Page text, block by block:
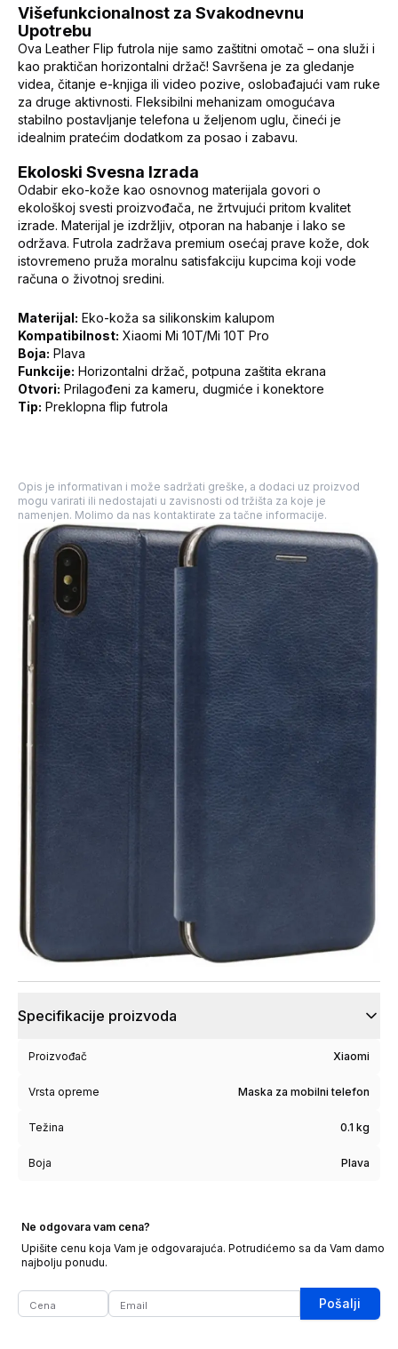
Višefunkcionalnost za Svakodnevnu
Upotrebu
Ova Leather Flip futrola nije samo zaštitni omotač – ona služi i
kao praktičan horizontalni držač! Savršena je za gledanje
videa, čitanje e-knjiga ili video pozive, oslobađajući vam ruke
za druge aktivnosti. Fleksibilni mehanizam omogućava
stabilno postavljanje telefona u željenom uglu, čineći je
idealnim pratećim dodatkom za posao i zabavu.
Ekoloski Svesna Izrada
Odabir eko-kože kao osnovnog materijala govori o
ekološkoj svesti proizvođača, ne žrtvujući pritom kvalitet
izrade. Materijal je izdržljiv, otporan na habanje i lako se
održava. Futrola zadržava premium osećaj prave kože, dok
istovremeno pruža moralnu satisfakciju kupcima koji vode
računa o životnoj sredini.
Materijal: Eko-koža sa silikonskim kalupom
Kompatibilnost: Xiaomi Mi 10T/Mi 10T Pro
Boja: Plava
Funkcije: Horizontalni držač, potpuna zaštita ekrana
Otvori: Prilagođeni za kameru, dugmiće i konektore
Tip: Preklopna flip futrola
Opis je informativan i može sadržati greške, a dodaci uz proizvod
mogu varirati ili nedostajati u zavisnosti od tržišta za koje je
namenjen. Molimo da nas kontaktirate za tačne informacije.
Specifikacije proizvoda
Proizvođač Xiaomi
Vrsta opreme Maska za mobilni telefon
Težina 0.1 kg
Boja Plava
Ne odgovara vam cena?
Upišite cenu koja Vam je odgovarajuća. Potrudićemo sa da Vam damo
najbolju ponudu.
Pošalji